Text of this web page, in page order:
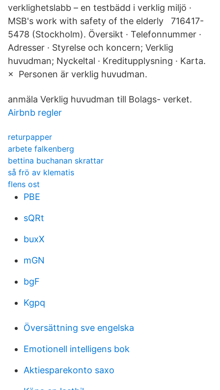
verklighetslabb – en testbädd i verklig miljö ·
MSB's work with safety of the elderly 716417-
5478 (Stockholm). Översikt · Telefonnummer ·
Adresser · Styrelse och koncern; Verklig
huvudman; Nyckeltal · Kreditupplysning · Karta.
× Personen är verklig huvudman.
anmäla Verklig huvudman till Bolags- verket.
Airbnb regler
returpapper
arbete falkenberg
bettina buchanan skrattar
så frö av klematis
flens ost
PBE
sQRt
buxX
mGN
bgF
Kgpq
Översättning sve engelska
Emotionell intelligens bok
Aktiesparekonto saxo